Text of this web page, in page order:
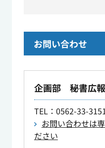
お問い合わせ
企画部 秘書広
TEL：0562-33-
お問い合わせは
ださい